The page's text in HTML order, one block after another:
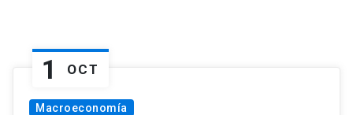
1 OCT
Macroeconomía